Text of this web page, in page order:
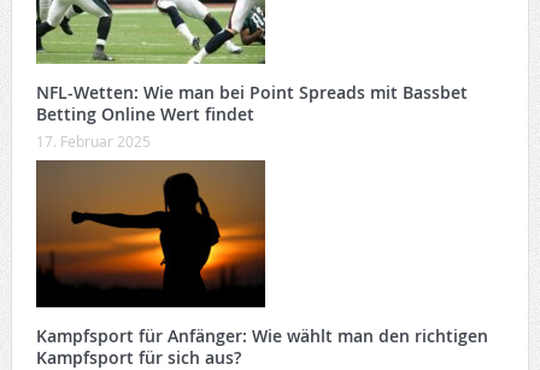
NFL-Wetten: Wie man bei Point Spreads mit Bassbet
Betting Online Wert findet
17. Februar 2025
Kampfsport für Anfänger: Wie wählt man den richtigen
Kampfsport für sich aus?